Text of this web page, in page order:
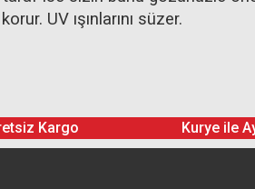
UV ışınlarını süzer.
Kargo Kurye ile